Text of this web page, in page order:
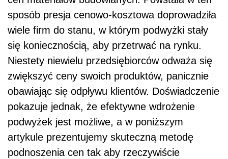
sposób presja cenowo-kosztowa doprowadziła
wiele firm do stanu, w którym podwyżki stały
się koniecznością, aby przetrwać na rynku.
Niestety niewielu przedsiębiorców odważa się
zwiększyć ceny swoich produktów, panicznie
obawiając się odpływu klientów. Doświadczenie
pokazuje jednak, że efektywne wdrożenie
podwyżek jest możliwe, a w poniższym
artykule prezentujemy skuteczną metodę
podnoszenia cen tak aby rzeczywiście